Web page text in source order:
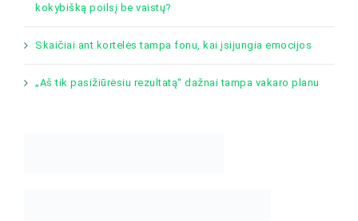
kokybišką poilsį be vaistų?
Skaičiai ant kortelės tampa fonu, kai įsijungia emocijos
„Aš tik pasižiūrėsiu rezultatą“ dažnai tampa vakaro planu